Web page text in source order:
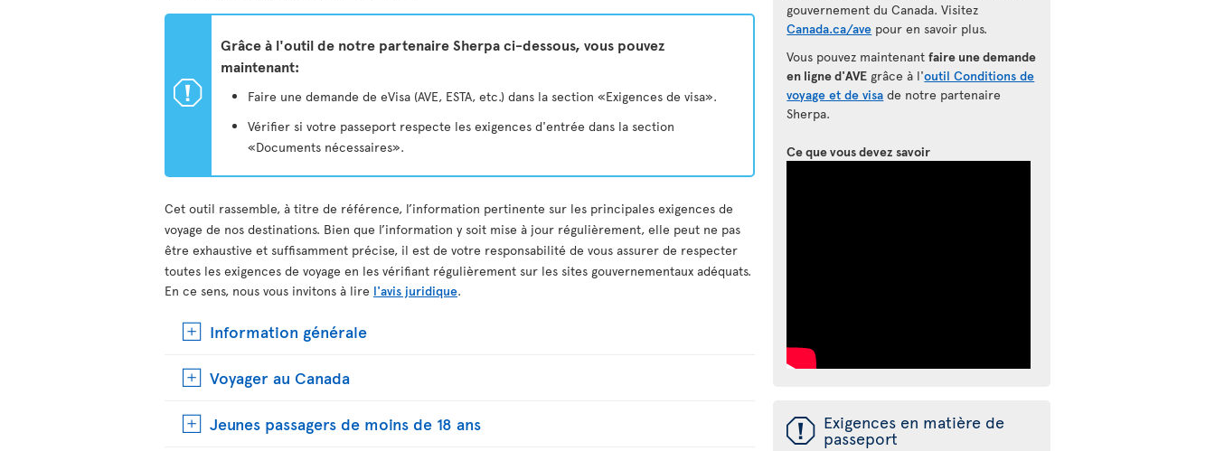
ü
Grâce à l'outil de notre partenaire Sherpa ci-dessous, vous pouvez
maintenant:
Faire une demande de eVisa (AVE, ESTA, etc.) dans la section «Exigences de visa».
Vérifier si votre passeport respecte les exigences d'entrée dans la section
«Documents nécessaires».
Cet outil rassemble, à titre de référence, l’information pertinente sur les principales exigences de
voyage de nos destinations. Bien que l’information y soit mise à jour régulièrement, elle peut ne pas
être exhaustive et suffisamment précise, il est de votre responsabilité de vous assurer de respecter
toutes les exigences de voyage en les vérifiant régulièrement sur les sites gouvernementaux adéquats.
En ce sens, nous vous invitons à lire l'avis juridique.
Information générale
Voyager au Canada
Jeunes passagers de moins de 18 ans
gouvernement du Canada. Visitez
Canada.ca/ave pour en savoir plus.
Vous pouvez maintenantfaire une demande
en ligne d'AVE grâce à l'outil Conditions de
voyage et de visa de notre partenaire
Sherpa.
Ce que vous devez savoir
ü Exigences en matière de
passeport